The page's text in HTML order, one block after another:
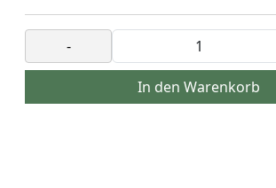
-
In den Warenkorb